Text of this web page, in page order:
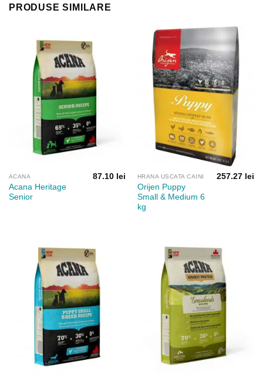
PRODUSE SIMILARE
ACANA
Acana Heritage
Senior
87.10 lei HRANA USCATA CAINI
Orijen Puppy
Small & Medium 6
kg
257.27 lei